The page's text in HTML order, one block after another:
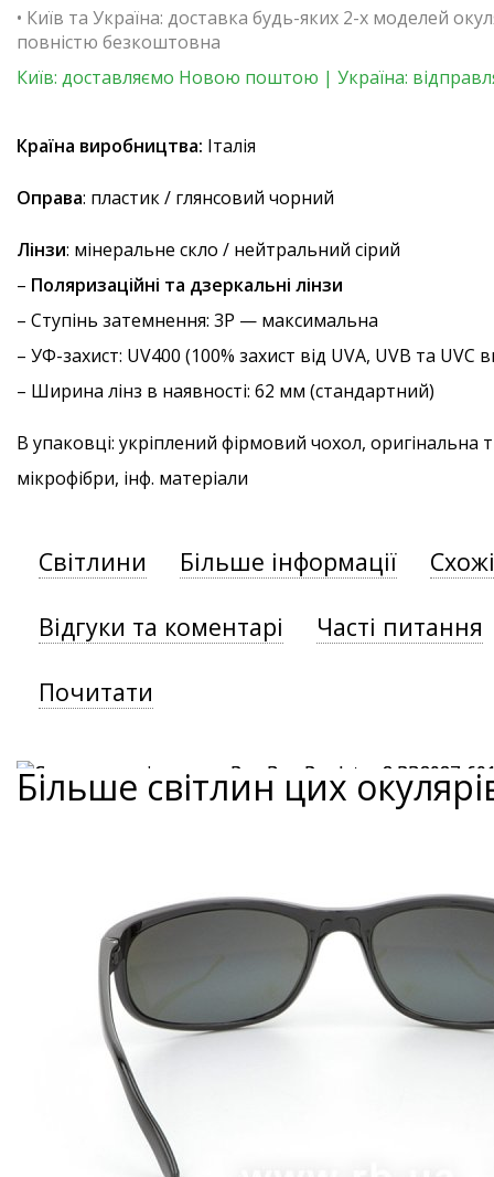
• Київ та Україна: доставка будь-яких 2-х моделей
повністю безкоштовна
Київ: доставляємо Новою поштою | Україна:
Країна виробництва: Італія
Оправа: пластик / глянсовий чорний
Лінзи: мінеральне скло / нейтральний сірий
– Поляризаційні та дзеркальні лінзи
– Ступінь затемнення: 3P — максимальна
– УФ-захист: UV400 (100% захист від UVA, UVB та
– Ширина лінз в наявності: 62 мм (стандартний)
В упаковці: укріплений фірмовий чохол, оригінальна
мікрофібри, інф. матеріали
Світлини Більше інформації
Відгуки та коментарі Часті питання
Почитати
Більше світлин цих